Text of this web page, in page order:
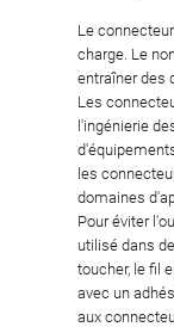
Le
charge. Le
entraîner des
Les
l'ingénierie
les
domaines
Pour éviter
utilisé dans
toucher, le fil
avec un
aux